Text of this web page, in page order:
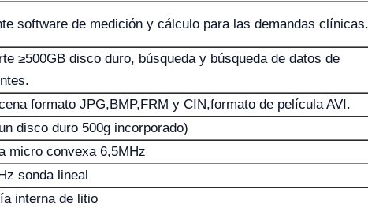
software de medición y cálculo para las demandas clínicas.
≥500GB disco duro, búsqueda y búsqueda de datos de
formato JPG,BMP,FRM y CIN,formato de película AVI.
disco duro 500g incorporado)
micro convexa 6,5MHz
sonda lineal
interna de litio